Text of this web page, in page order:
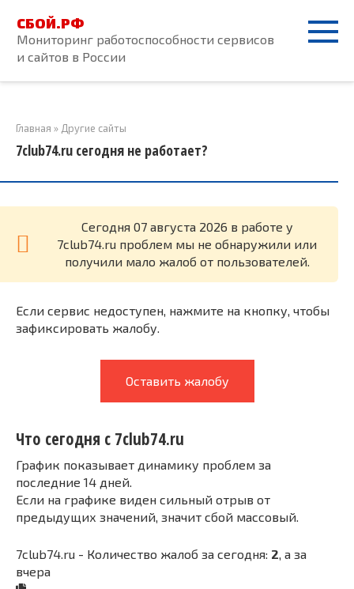
контенту
СБОЙ.РФ
Мониторинг работоспособности сервисов
и сайтов в России
Главная » Другие сайты
7club74.ru сегодня не работает?
Cегодня 07 августа 2026 в работе у
7club74.ru проблем мы не обнаружили или
получили мало жалоб от пользователей.
Если сервис недоступен, нажмите на кнопку, чтобы
зафиксировать жалобу.
Оставить жалобу
Что сегодня с 7club74.ru
График показывает динамику проблем за
последние 14 дней.
Если на графике виден сильный отрыв от
предыдущих значений, значит сбой массовый.
7club74.ru - Количество жалоб за сегодня: 2 , а за
вчера